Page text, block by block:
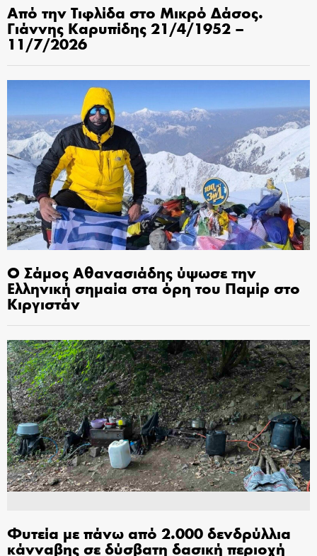
Από την Τιφλίδα στο Μικρό Δάσος.
Γιάννης Καρυπίδης 21/4/1952 –
11/7/2026
Ο Σάμος Αθανασιάδης ύψωσε την
Ελληνική σημαία στα όρη του Παμίρ στο
Κιργιστάν
Φυτεία με πάνω από 2.000 δενδρύλλια
κάνναβης σε δύσβατη δασική περιοχή